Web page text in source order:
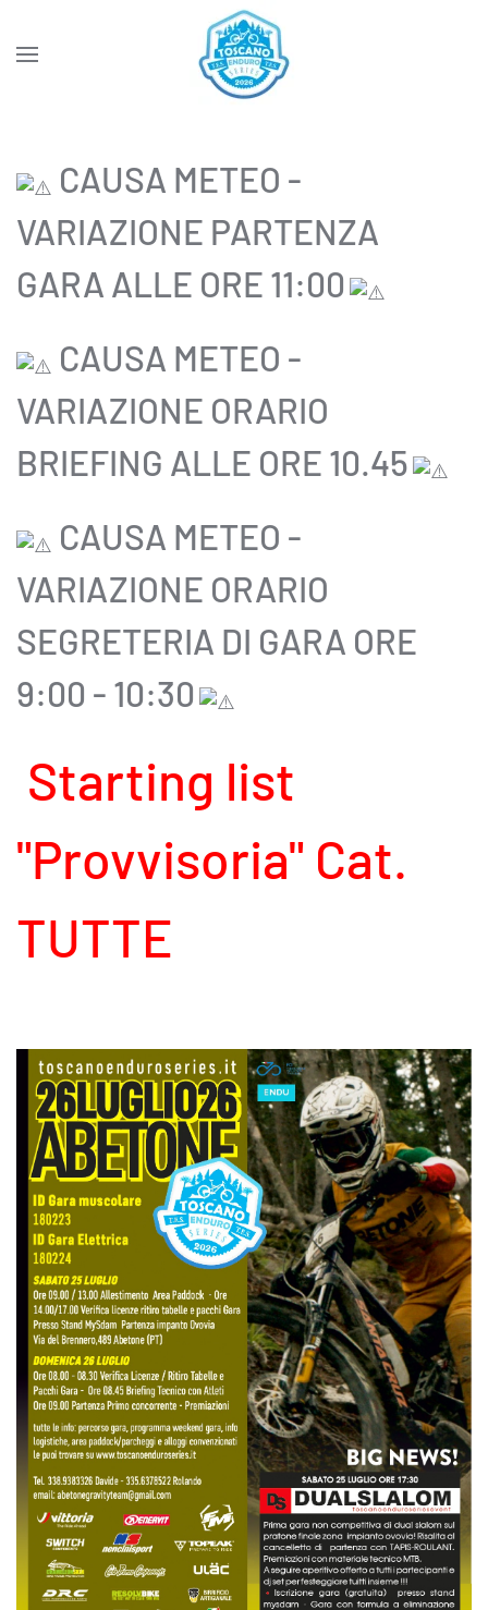
Skip to main content
CAUSA METEO -
VARIAZIONE PARTENZA
GARA ALLE ORE 11:00
CAUSA METEO -
VARIAZIONE ORARIO
BRIEFING ALLE ORE 10.45
CAUSA METEO -
VARIAZIONE ORARIO
SEGRETERIA DI GARA ORE
9:00 - 10:30
Starting list
"Provvisoria" Cat.
TUTTE